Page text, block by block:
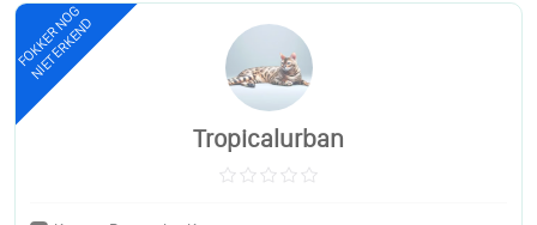
FOKKER NOG
NIET ERKEND
Tropicalurban